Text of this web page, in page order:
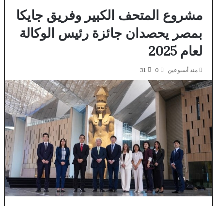
مشروع المتحف الكبير وفريق جايكا
بمصر يحصدان جائزة رئيس الوكالة
لعام 2025
منذ أسبوعين 0
31